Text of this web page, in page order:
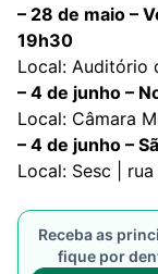
– 28 de maio –
19h30
Local: Auditório
– 4 de junho –
Local: Câmara
– 4 de junho –
Local: Sesc |
Receba as
fique por